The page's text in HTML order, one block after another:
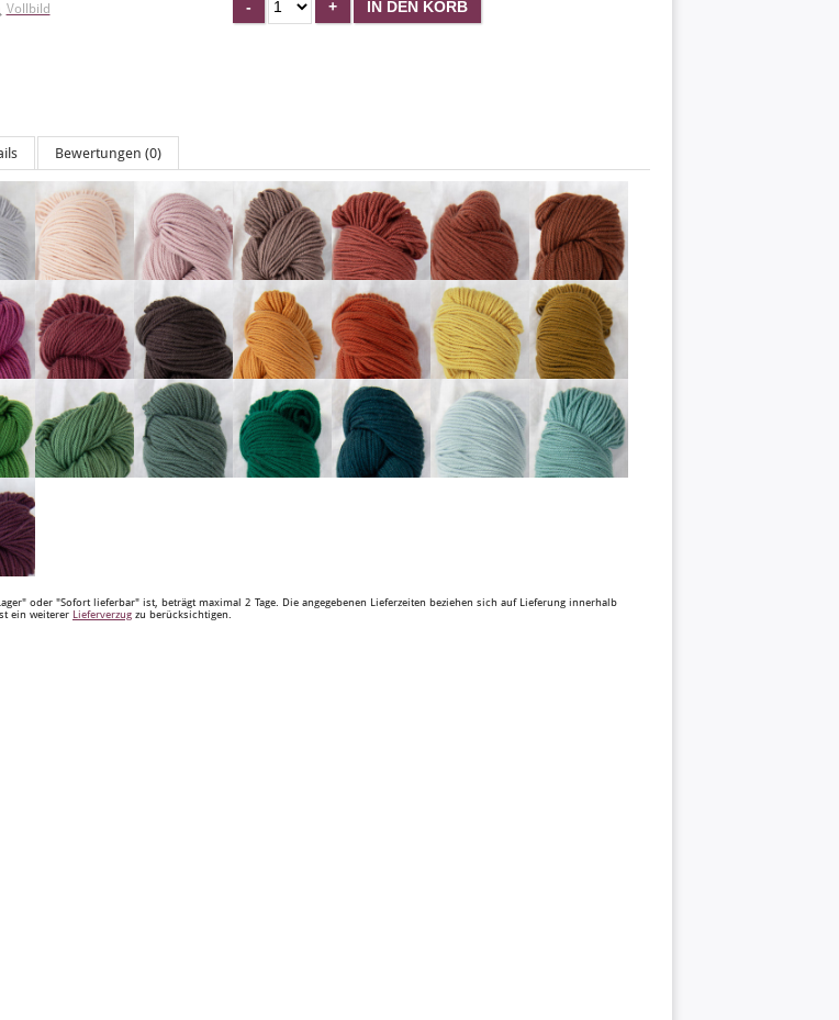
Vollbild
Bewertungen (0)
oder "Sofort lieferbar" ist, beträgt maximal 2 Tage. Die angegebenen Lieferzeiten beziehen sich auf Lieferung innerhalb
ein weiterer Lieferverzug zu berücksichtigen.